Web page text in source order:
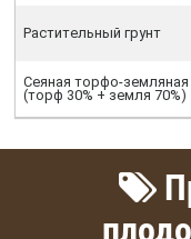
Растительный грунт
Сеяная торфо-земляная
(торф 30% + земля 70%)